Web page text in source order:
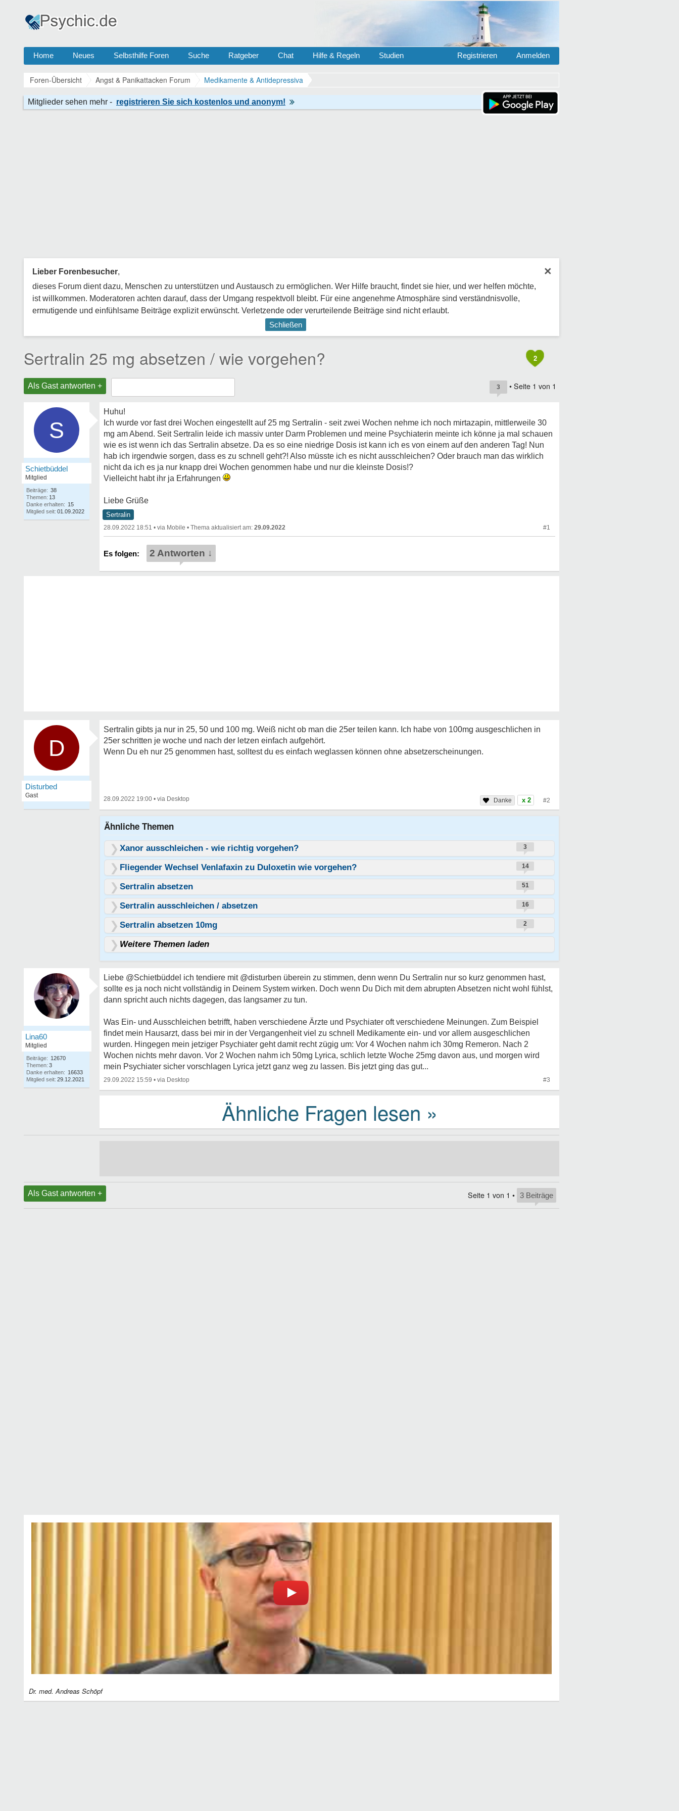
Home Neues Selbsthilfe Foren Suche Ratgeber Chat Hilfe & Regeln Studien Anmelden
Registrieren
Foren-Übersicht Angst & Panikattacken Forum Medikamente & Antidepressiva
×
Lieber Forenbesucher,
dieses Forum dient dazu, Menschen zu unterstützen und Austausch zu ermöglichen. Wer Hilfe braucht, findet sie hier, und wer helfen möchte,
ist willkommen. Moderatoren achten darauf, dass der Umgang respektvoll bleibt. Für eine angenehme Atmosphäre sind verständnisvolle,
ermutigende und einfühlsame Beiträge explizit erwünscht. Verletzende oder verurteilende Beiträge sind nicht erlaubt.
Schließen
2
Sertralin 25 mg absetzen / wie vorgehen?
Als Gast antworten + 3 • Seite 1 von 1
S
Schietbüddel
Mitglied
Beiträge: 38
Themen: 13
Danke erhalten: 15
Mitglied seit: 01.09.2022
Huhu!
Ich wurde vor fast drei Wochen eingestellt auf 25 mg Sertralin - seit zwei Wochen nehme ich noch mirtazapin, mittlerweile 30
mg am Abend. Seit Sertralin leide ich massiv unter Darm Problemen und meine Psychiaterin meinte ich könne ja mal schauen
wie es ist wenn ich das Sertralin absetze. Da es so eine niedrige Dosis ist kann ich es von einem auf den anderen Tag! Nun
hab ich irgendwie sorgen, dass es zu schnell geht?! Also müsste ich es nicht ausschleichen? Oder brauch man das wirklich
nicht da ich es ja nur knapp drei Wochen genommen habe und nur die kleinste Dosis!?
Vielleicht habt ihr ja Erfahrungen
Liebe Grüße
Sertralin
28.09.2022 18:51 • • 29.09.2022 #1
2 Antworten ↓
D
Disturbed
Gast
Sertralin gibts ja nur in 25, 50 und 100 mg. Weiß nicht ob man die 25er teilen kann. Ich habe von 100mg ausgeschlichen in
25er schritten je woche und nach der letzen einfach aufgehört.
Wenn Du eh nur 25 genommen hast, solltest du es einfach weglassen können ohne absetzerscheinungen.
28.09.2022 19:00 • x 2 #2
Ähnliche Themen
Xanor ausschleichen - wie richtig vorgehen? 3
Fliegender Wechsel Venlafaxin zu Duloxetin wie vorgehen? 14
Sertralin absetzen 51
Sertralin ausschleichen / absetzen 16
Sertralin absetzen 10mg 2
Weitere Themen laden
Lina60
Mitglied
Beiträge: 12670
Themen: 3
Danke erhalten: 16633
Mitglied seit: 29.12.2021
Liebe @Schietbüddel ich tendiere mit @disturben überein zu stimmen, denn wenn Du Sertralin nur so kurz genommen hast,
sollte es ja noch nicht vollständig in Deinem System wirken. Doch wenn Du Dich mit dem abrupten Absetzen nicht wohl fühlst,
dann spricht auch nichts dagegen, das langsamer zu tun.
Was Ein- und Ausschleichen betrifft, haben verschiedene Ärzte und Psychiater oft verschiedene Meinungen. Zum Beispiel
findet mein Hausarzt, dass bei mir in der Vergangenheit viel zu schnell Medikamente ein- und vor allem ausgeschlichen
wurden. Hingegen mein jetziger Psychiater geht damit recht zügig um: Vor 4 Wochen nahm ich 30mg Remeron. Nach 2
Wochen nichts mehr davon. Vor 2 Wochen nahm ich 50mg Lyrica, schlich letzte Woche 25mg davon aus, und morgen wird
mein Psychiater sicher vorschlagen Lyrica jetzt ganz weg zu lassen. Bis jetzt ging das gut...
29.09.2022 15:59 • #3
Als Gast antworten + Seite 1 von 1 • 3 Beiträge
Dr. med. Andreas Schöpf